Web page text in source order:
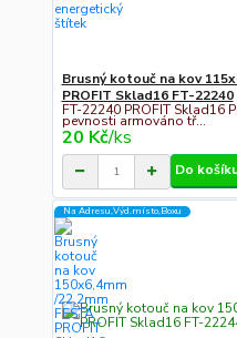
Brusný kotouč na kov
PROFIT Sklad16 FT-22240
FT-22240 PROFIT Sklad16
pevnosti armováno tř...
20 Kč/ks
Do
Na Adresu,Výd.místo,Boxu